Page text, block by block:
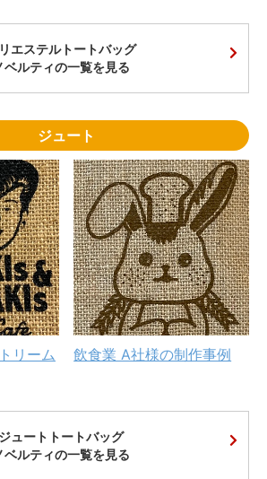
エステルトートバッグ
ベルティの一覧を見る
ジュート
リーム
飲食業 A社様の制作事例
ジュートトートバッグ
ベルティの一覧を見る